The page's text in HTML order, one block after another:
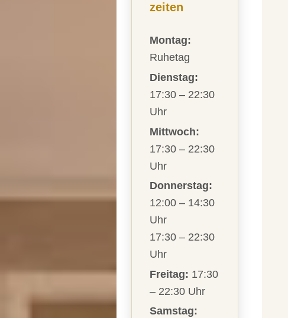
zeiten
Montag:
Ruhetag
Dienstag:
17:30 – 22:30
Uhr
Mittwoch:
17:30 – 22:30
Uhr
Donnerstag:
12:00 – 14:30
Uhr
17:30 – 22:30
Uhr
Freitag: 17:30
– 22:30 Uhr
Samstag: